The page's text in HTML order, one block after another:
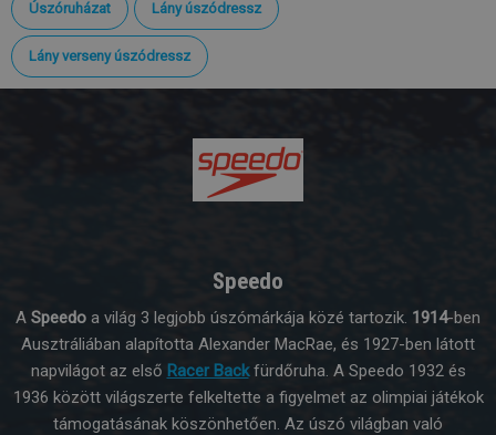
Úszóruházat Lány úszódressz
Lány verseny úszódressz
Speedo
A Speedo a világ 3 legjobb úszómárkája közé tartozik. 1914-ben
Ausztráliában alapította Alexander MacRae, és 1927-ben látott
napvilágot az első Racer Backfürdőruha. A Speedo 1932 és
1936 között világszerte felkeltette a figyelmet az olimpiai játékok
támogatásának köszönhetően. Az úszó világban való